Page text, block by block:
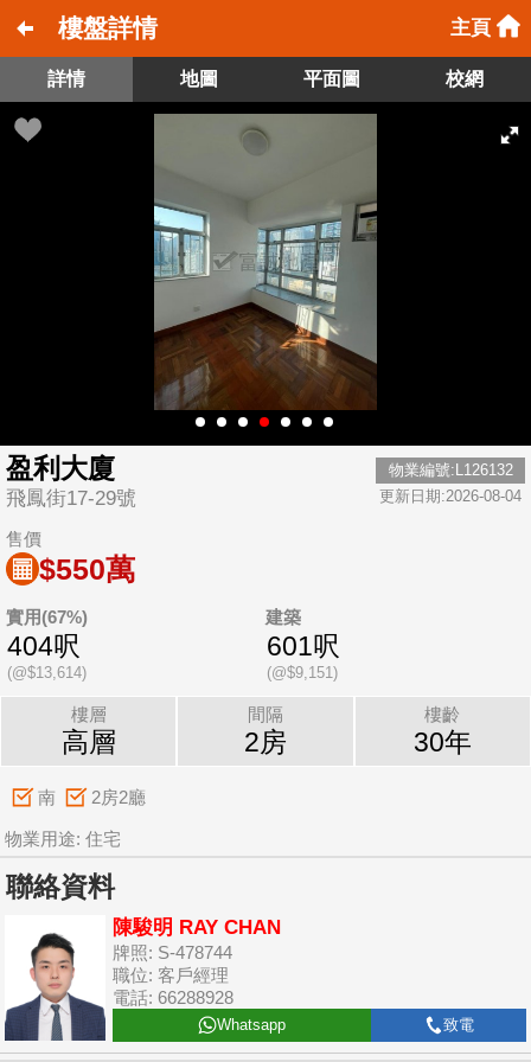
樓盤詳情 主頁
詳情 地圖 平面圖 校網
盈利大廈
飛鳳街17-29號
物業編號:L126132
更新日期:2026-08-04
售價
$550萬
實用(67%)
404呎
(@$13,614)
建築
601呎
(@$9,151)
樓層
高層
間隔
2房
樓齡
30年
南 2房2廳
物業用途: 住宅
聯絡資料
陳駿明 RAY CHAN
牌照: S-478744
職位: 客戶經理
電話: 66288928
Whatsapp 致電